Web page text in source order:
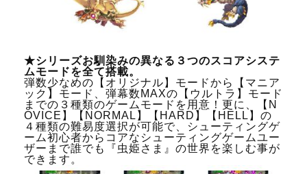
★シリーズお馴染みの異なる３つのスコアシステ
ムモードを全て搭載。
弾数少なめの【オリジナル】モードから【マニア
ック】モード、弾幕数MAXの【ウルトラ】モード
までの３種類のゲームモードを用意！更に、【N
OVICE】【NORMAL】【HARD】【HELL】の
４種類の難易度選択が可能で、シューティングゲ
ーム初心者からコアなシューティングゲームユー
ザーまで誰でも『虫姫さま』の世界を楽しむ事が
できます。